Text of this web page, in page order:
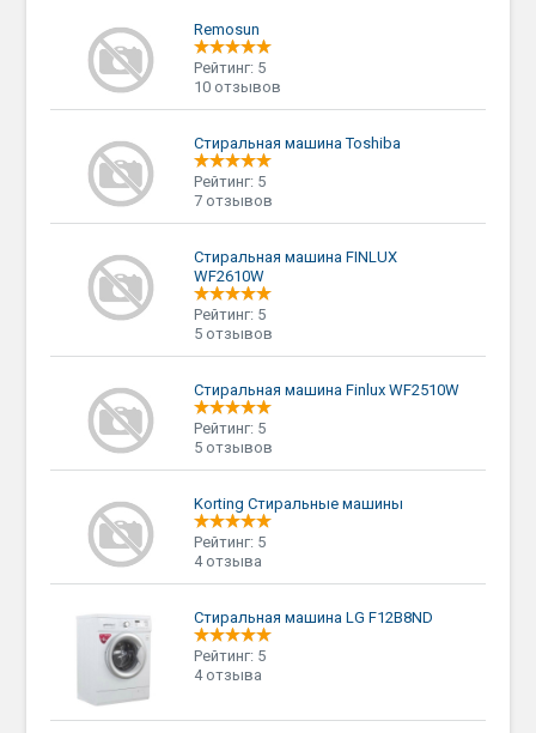
Remosun
Рейтинг: 5
10 отзывов
Стиральная машина Toshiba
Рейтинг: 5
7 отзывов
Стиральная машина FINLUX
WF2610W
Рейтинг: 5
5 отзывов
Стиральная машина Finlux WF2510W
Рейтинг: 5
5 отзывов
Korting Стиральные машины
Рейтинг: 5
4 отзыва
Стиральная машина LG F12B8ND
Рейтинг: 5
4 отзыва